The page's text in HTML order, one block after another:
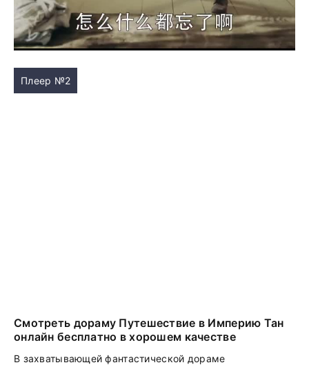
Плеер №2
Смотреть дораму Путешествие в Империю Тан
онлайн бесплатно в хорошем качестве
В захватывающей фантастической дораме